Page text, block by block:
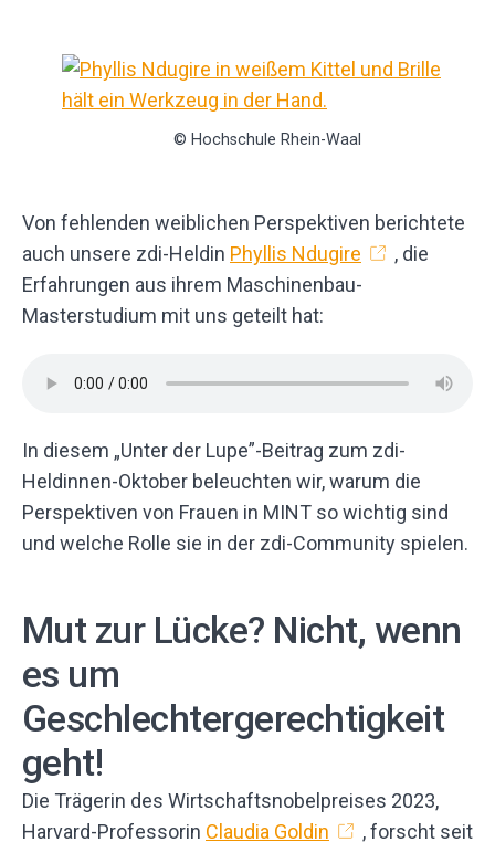
© Hochschule Rhein-Waal
Von fehlenden weiblichen Perspektiven berichtete
auch unsere zdi-Heldin Phyllis Ndugire
, die
Erfahrungen aus ihrem Maschinenbau-
Masterstudium mit uns geteilt hat:
In diesem „Unter der Lupe”-Beitrag zum zdi-
Heldinnen-Oktober beleuchten wir, warum die
Perspektiven von Frauen in MINT so wichtig sind
und welche Rolle sie in der zdi-Community spielen.
Mut zur Lücke? Nicht, wenn
es um
Geschlechtergerechtigkeit
geht!
Die Trägerin des Wirtschaftsnobelpreises 2023,
Harvard-Professorin Claudia Goldin
, forscht seit